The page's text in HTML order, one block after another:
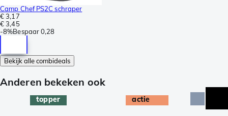
Camp Chef PS2C schraper
€ 3,17
€ 3,45
-8%Bespaar0,28
Bekijk alle combideals
Anderen bekeken ook
topper actie